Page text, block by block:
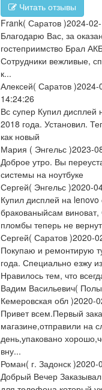
Читать отзывы
Frank( Саратов )2024-
Благодарю Вас, за
гостеприимство Брал
Сотрудники вежливые,
к...
Алексей( Саратов )2024-
14:24:26
Вс супер Купил дисплей
2018 года. Установил.
как новый
Мария ( Энгельс )2023-
Доброе утро. Вы
системы на ноутбуке
Сергей( Энгельс )2020-
Купил дисплей на lenovo
бракованыйсам виноват,
пломбы теперь не
Сергей( Саратов )2020-
Покупаю и ремонтирую
года. Специально езжу
Нравилось тем, что
Вадим Васильевич(
Кемеровская обл )2020-
Привет всем.Первый
магазине,отправили на
день,упаковано
вну...
Роман( г. Задонск )2020-
Добрый Вечер Заказывал